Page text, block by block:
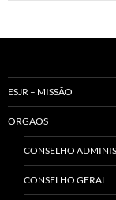
ESJR – MISSÃO
ORGÃOS
CONSELHO
CONSELHO GERAL